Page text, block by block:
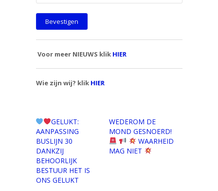
Voor meer NIEUWS klik HIER
Wie zijn wij? klik HIER
GELUKT:
AANPASSING
BUSLIJN 30
DANKZIJ
BEHOORLIJK
BESTUUR HET IS
ONS GELUKT
WEDEROM DE
MOND GESNOERD!
WAARHEID
MAG NIET